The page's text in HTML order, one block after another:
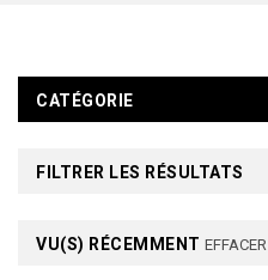
CATÉGORIE
FILTRER LES RÉSULTATS
VU(S) RÉCEMMENT EFFACER